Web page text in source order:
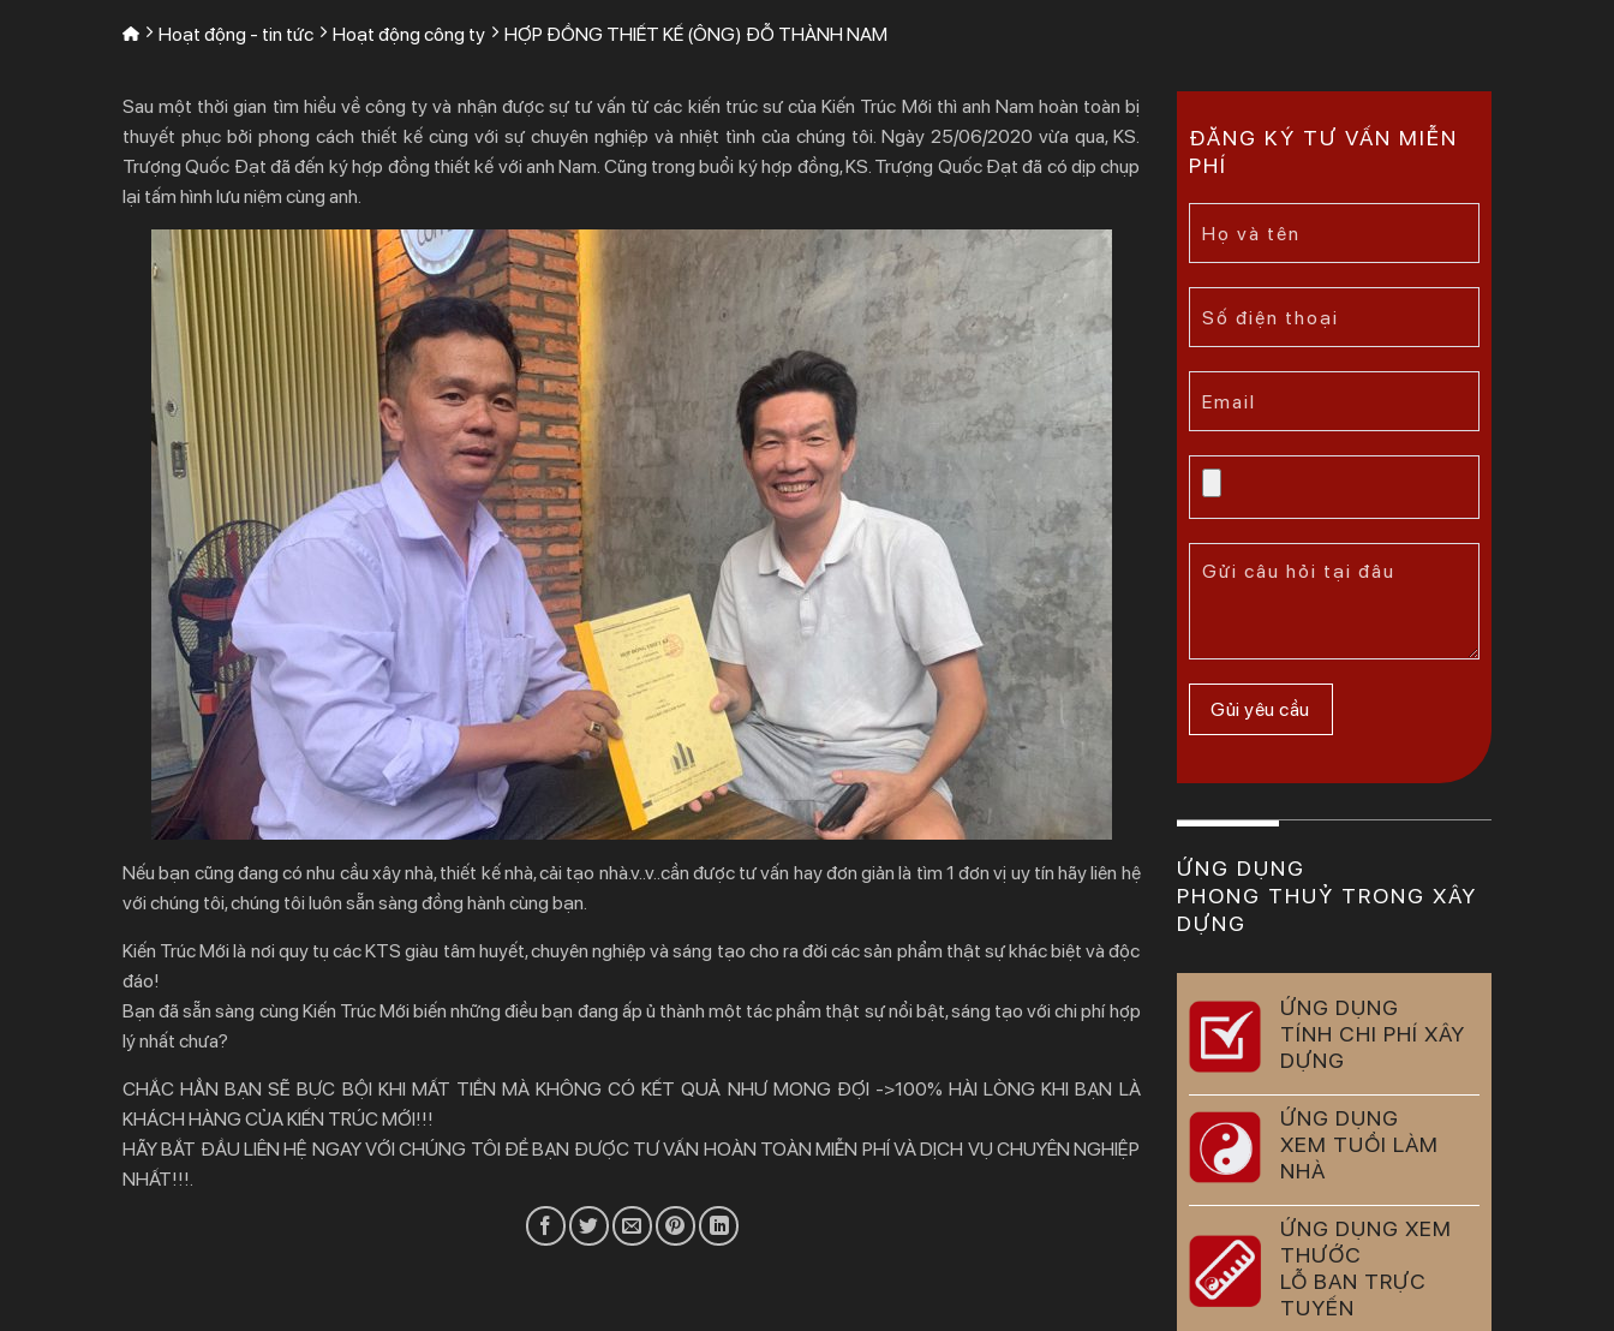
Hoạt động - tin tức Hoạt động công ty HỢP ĐỒNG THIẾT KẾ (ÔNG) ĐỖ THÀNH NAM
Sau một thời gian tìm hiểu về công ty và nhận được sự tư vấn từ các kiến trúc sư của Kiến Trúc Mới thì anh Nam hoàn toàn bị
thuyết phục bởi phong cách thiết kế cùng với sự chuyên nghiệp và nhiệt tình của chúng tôi. Ngày 25/06/2020 vừa qua, KS.
Trượng Quốc Đạt đã đến ký hợp đồng thiết kế với anh Nam. Cũng trong buổi ký hợp đồng, KS. Trượng Quốc Đạt đã có dịp chụp
lại tấm hình lưu niệm cùng anh.
Nếu bạn cũng đang có nhu cầu xây nhà, thiết kế nhà, cải tạo nhà.v..v..cần được tư vấn hay đơn giản là tìm 1 đơn vị uy tín hãy liên hệ
với chúng tôi, chúng tôi luôn sẵn sàng đồng hành cùng bạn.
Kiến Trúc Mới là nơi quy tụ các KTS giàu tâm huyết, chuyên nghiệp và sáng tạo cho ra đời các sản phẩm thật sự khác biệt và độc
đáo!
Bạn đã sẵn sàng cùng Kiến Trúc Mới biến những điều bạn đang ấp ủ thành một tác phẩm thật sự nổi bật, sáng tạo với chi phí hợp
lý nhất chưa?
CHẮC HẲN BẠN SẼ BỰC BỘI KHI MẤT TIỀN MÀ KHÔNG CÓ KẾT QUẢ NHƯ MONG ĐỢI ->100% HÀI LÒNG KHI BẠN LÀ
KHÁCH HÀNG CỦA KIẾN TRÚC MỚI!!!
HÃY BẮT ĐẦU LIÊN HỆ NGAY VỚI CHÚNG TÔI ĐỂ BẠN ĐƯỢC TƯ VẤN HOÀN TOÀN MIỄN PHÍ VÀ DỊCH VỤ CHUYÊN NGHIỆP
NHẤT!!!.
ĐĂNG KÝ TƯ VẤN MIỄN
PHÍ
ỨNG DỤNG
PHONG THUỶ TRONG XÂY
DỰNG
ỨNG DỤNG
TÍNH CHI PHÍ XÂY
DỰNG
ỨNG DỤNG
XEM TUỔI LÀM
NHÀ
ỨNG DỤNG XEM
THƯỚC
LỖ BAN TRỰC
TUYẾN